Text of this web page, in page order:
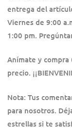
entrega del
Viernes de 9:00
1:00 pm.
Anímate y
precio.
Nota: Tus
para nosotros.
estrellas si te